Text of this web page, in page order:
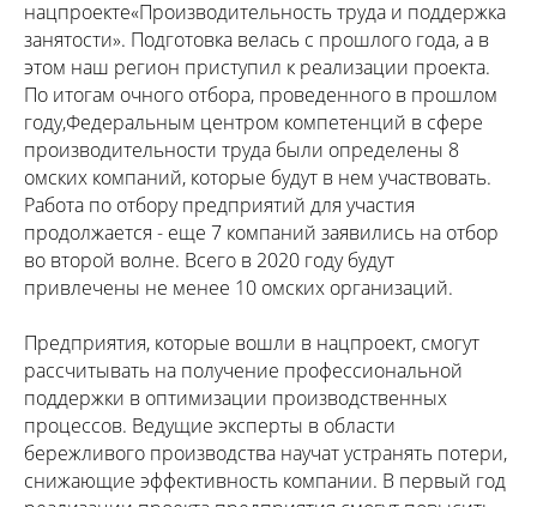
нацпроекте«Производительность труда и поддержка
занятости». Подготовка велась с прошлого года, а в
этом наш регион приступил к реализации проекта.
По итогам очного отбора, проведенного в прошлом
году,Федеральным центром компетенций в сфере
производительности труда были определены 8
омских компаний, которые будут в нем участвовать.
Работа по отбору предприятий для участия
продолжается - еще 7 компаний заявились на отбор
во второй волне. Всего в 2020 году будут
привлечены не менее 10 омских организаций.
Предприятия, которые вошли в нацпроект, смогут
рассчитывать на получение профессиональной
поддержки в оптимизации производственных
процессов. Ведущие эксперты в области
бережливого производства научат устранять потери,
снижающие эффективность компании. В первый год